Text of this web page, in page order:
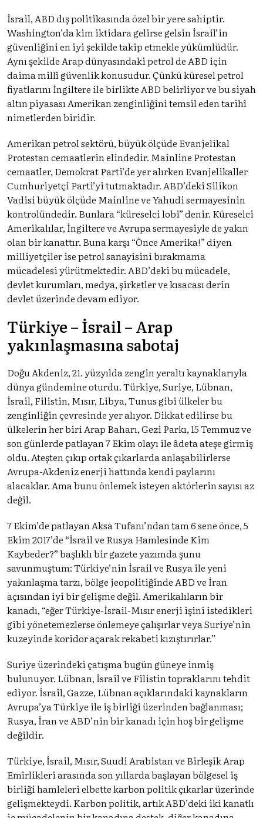
İsrail, ABD dış politikasında özel bir yere sahiptir.
Washington’da kim iktidara gelirse gelsin İsrail’in
güvenliğini en iyi şekilde takip etmekle yükümlüdür.
Aynı şekilde Arap dünyasındaki petrol de ABD için
daima millî güvenlik konusudur. Çünkü küresel petrol
fiyatlarını İngiltere ile birlikte ABD belirliyor ve bu siyah
altın piyasası Amerikan zenginliğini temsil eden tarihî
nimetlerden biridir.
Amerikan petrol sektörü, büyük ölçüde Evanjelikal
Protestan cemaatlerin elindedir. Mainline Protestan
cemaatler, Demokrat Parti’de yer alırken Evanjelikaller
Cumhuriyetçi Parti’yi tutmaktadır. ABD’deki Silikon
Vadisi büyük ölçüde Mainline ve Yahudi sermayesinin
kontrolündedir. Bunlara “küreselci lobi” denir. Küreselci
Amerikalılar, İngiltere ve Avrupa sermayesiyle de yakın
olan bir kanattır. Buna karşı “Önce Amerika!” diyen
milliyetçiler ise petrol sanayisini bırakmama
mücadelesi yürütmektedir. ABD’deki bu mücadele,
devlet kurumları, medya, şirketler ve kısacası derin
devlet üzerinde devam ediyor.
Türkiye – İsrail – Arap
yakınlaşmasına sabotaj
Doğu Akdeniz, 21. yüzyılda zengin yeraltı kaynaklarıyla
dünya gündemine oturdu. Türkiye, Suriye, Lübnan,
İsrail, Filistin, Mısır, Libya, Tunus gibi ülkeler bu
zenginliğin çevresinde yer alıyor. Dikkat edilirse bu
ülkelerin her biri Arap Baharı, Gezi Parkı, 15 Temmuz ve
son günlerde patlayan 7 Ekim olayı ile âdeta ateşe girmiş
oldu. Ateşten çıkıp ortak çıkarlarda anlaşabilirlerse
Avrupa-Akdeniz enerji hattında kendi paylarını
alacaklar. Ama bunu önlemek isteyen aktörlerin sayısı az
değil.
7 Ekim’de patlayan Aksa Tufanı’ndan tam 6 sene önce, 5
Ekim 2017’de “İsrail ve Rusya Hamlesinde Kim
Kaybeder?” başlıklı bir gazete yazımda şunu
savunmuştum: Türkiye’nin İsrail ve Rusya ile yeni
yakınlaşma tarzı, bölge jeopolitiğinde ABD ve İran
açısından iyi bir gelişme değil. Amerikalıların bir
kanadı, “eğer Türkiye-İsrail-Mısır enerji işini istedikleri
gibi yönetemezlerse önlemeye çalışırlar veya Suriye’nin
kuzeyinde koridor açarak rekabeti kızıştırırlar.”
Suriye üzerindeki çatışma bugün güneye inmiş
bulunuyor. Lübnan, İsrail ve Filistin topraklarını tehdit
ediyor. İsrail, Gazze, Lübnan açıklarındaki kaynakların
Avrupa’ya Türkiye ile iş birliği üzerinden bağlanması;
Rusya, İran ve ABD’nin bir kanadı için hoş bir gelişme
değildir.
Türkiye, İsrail, Mısır, Suudi Arabistan ve Birleşik Arap
Emîrlikleri arasında son yıllarda başlayan bölgesel iş
birliği hamleleri elbette karbon politik çıkarlar üzerinde
gelişmekteydi. Karbon politik, artık ABD’deki iki kanatlı